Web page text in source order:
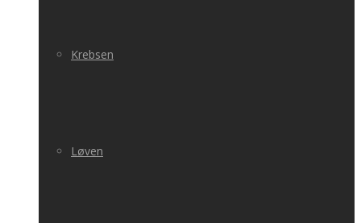
Krebsen
Løven